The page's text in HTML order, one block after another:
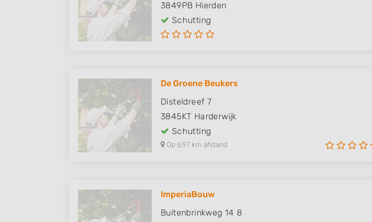
3849PB Hierden
Schutting
De Groene Beukers
Disteldreef 7
3845KT Harderwijk
Schutting
Op 6,97 km afstand
ImperiaBouw
Buitenbrinkweg 14 8